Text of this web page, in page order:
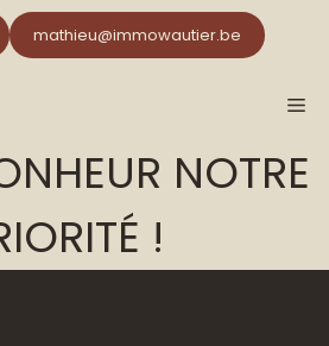
mathieu@immowautier.be
NOTRE
!